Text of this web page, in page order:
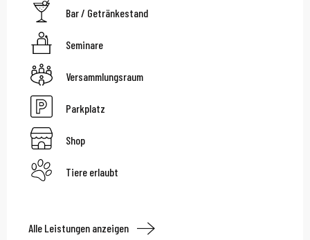
Bar / Getränkestand
Seminare
Versammlungsraum
Parkplatz
Shop
Tiere erlaubt
Alle Leistungen anzeigen